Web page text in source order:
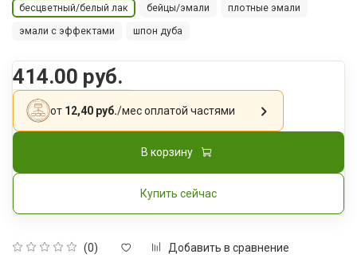
(0) Добавить в сравнение
бесцветный/белый лак бейцы/эмали плотные эмали
эмали с эффектами шпон дуба
414.00 руб.
от 12,40 руб./месоплатой частями
В корзину
Купить сейчас